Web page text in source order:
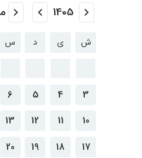
ش ی د س
3
4
5
6
10
11
12
13
17
18
19
20